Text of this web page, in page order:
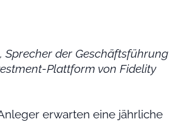
, Sprecher der Geschäftsführung
Plattform von Fidelity
erwarten eine jährliche